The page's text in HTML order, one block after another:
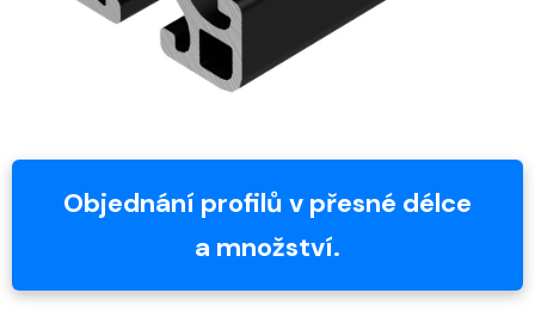
Objednání profilů v přesné délce
a množství.